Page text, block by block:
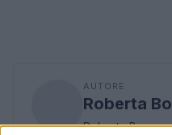
AUTORE
Roberta
Roberta